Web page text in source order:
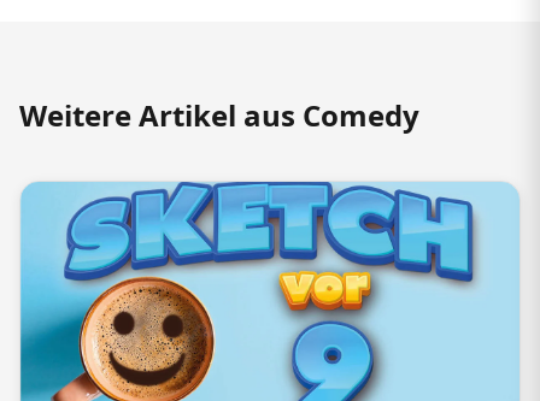
Weitere Artikel aus Comedy